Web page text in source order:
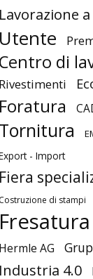
Lavorazione a
Utente
Centro di
Rivestimenti
Foratura
Tornitura
- Import
Fiera
Costruzione di stampi
Fresatura
Hermle AG
Industria 4.0